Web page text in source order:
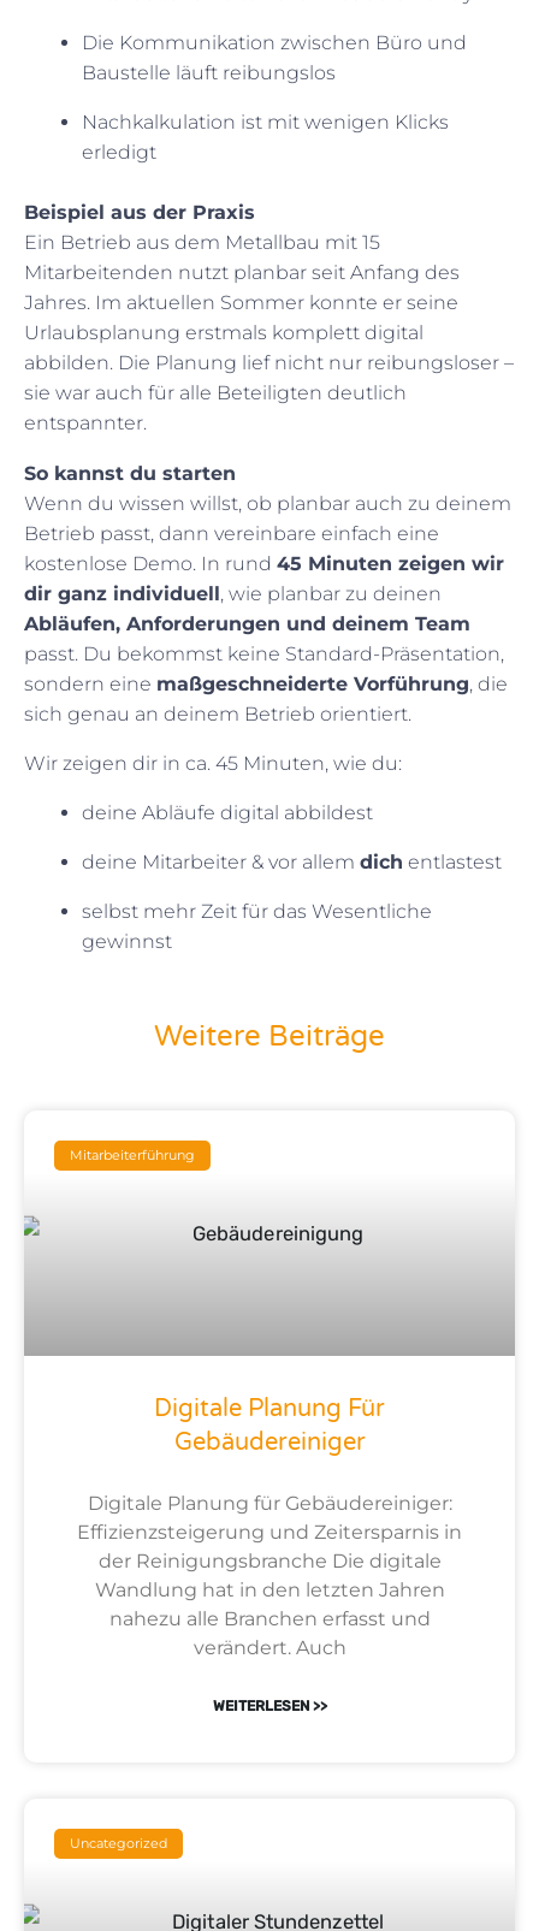
Die Kommunikation zwischen Büro und
Baustelle läuft reibungslos
Nachkalkulation ist mit wenigen Klicks
erledigt
Beispiel aus der Praxis
Ein Betrieb aus dem Metallbau mit 15
Mitarbeitenden nutzt planbar seit Anfang des
Jahres. Im aktuellen Sommer konnte er seine
Urlaubsplanung erstmals komplett digital
abbilden. Die Planung lief nicht nur reibungsloser –
sie war auch für alle Beteiligten deutlich
entspannter.
So kannst du starten
Wenn du wissen willst, ob planbar auch zu deinem
Betrieb passt, dann vereinbare einfach eine
kostenlose Demo. In rund 45 Minuten zeigen wir
dir ganz individuell , wie planbar zu deinen
Abläufen, Anforderungen und deinem Team
passt. Du bekommst keine Standard-Präsentation,
sondern eine maßgeschneiderte Vorführung, die
sich genau an deinem Betrieb orientiert.
Wir zeigen dir in ca. 45 Minuten, wie du:
deine Abläufe digital abbildest
deine Mitarbeiter & vor allem dich entlastest
selbst mehr Zeit für das Wesentliche
gewinnst
Weitere Beiträge
Mitarbeiterführung
Digitale Planung Für
Gebäudereiniger
Digitale Planung für Gebäudereiniger:
Effizienzsteigerung und Zeitersparnis in
der Reinigungsbranche Die digitale
Wandlung hat in den letzten Jahren
nahezu alle Branchen erfasst und
verändert. Auch
WEITERLESEN >>
Uncategorized